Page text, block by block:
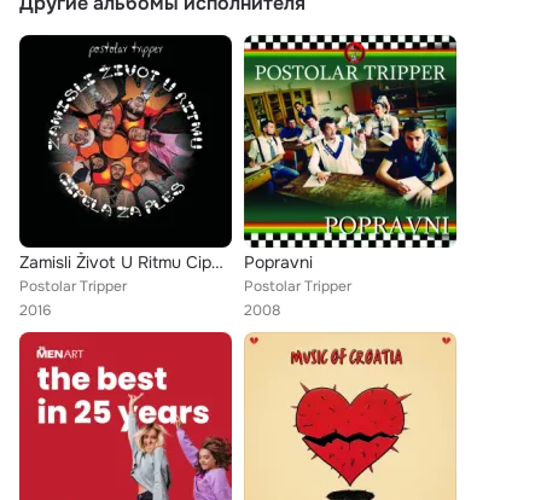
Zamisli Život U Ritmu Cipela Za Ples
Postolar Tripper
2016
Popravni
Postolar Tripper
2008